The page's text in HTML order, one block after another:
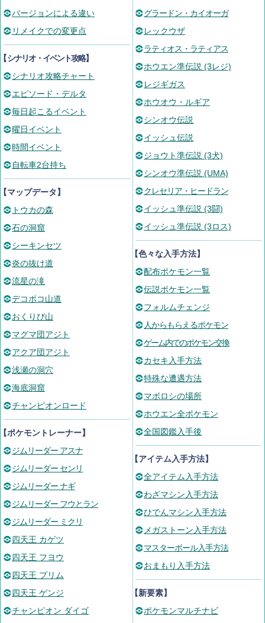
バージョンによる違い
リメイクでの変更点
シナリオ・イベント攻略】
シナリオ攻略チャート
エピソード・デルタ
毎日起こるイベント
曜日イベント
時間イベント
自転車2台持ち
マップデータ】
トウカの森
石の洞窟
シーキンセツ
炎の抜け道
流星の滝
デコボコ山道
おくりび山
マグマ団アジト
アクア団アジト
浅瀬の洞穴
海底洞窟
チャンピオンロード
ポケモントレーナー】
ジムリーダー アスナ
ジムリーダー センリ
ジムリーダー ナギ
ジムリーダー フウとラン
ジムリーダー ミクリ
四天王 カゲツ
四天王 フヨウ
四天王 プリム
四天王 ゲンジ
チャンピオン ダイゴ
グラードン・カイオーガ
レックウザ
ラティオス・ラティアス
ホウエン準伝説 (3レジ)
レジギガス
ホウオウ・ルギア
シンオウ伝説
イッシュ伝説
ジョウト準伝説 (3犬)
シンオウ準伝説 (UMA)
クレセリア・ヒードラン
イッシュ準伝説 (3闘)
イッシュ準伝説 (3ロス)
【色々な入手方法】
配布ポケモン一覧
伝説ポケモン一覧
フォルムチェンジ
人からもらえるポケモン
ゲーム内でのポケモン交換
カセキ入手方法
特殊な遭遇方法
マボロシの場所
ホウエン全ポケモン
全国図鑑入手後
【アイテム入手方法】
全アイテム入手方法
わざマシン入手方法
ひでんマシン入手方法
メガストーン入手方法
マスターボール入手方法
おまもり入手方法
【新要素】
ポケモンマルチナビ